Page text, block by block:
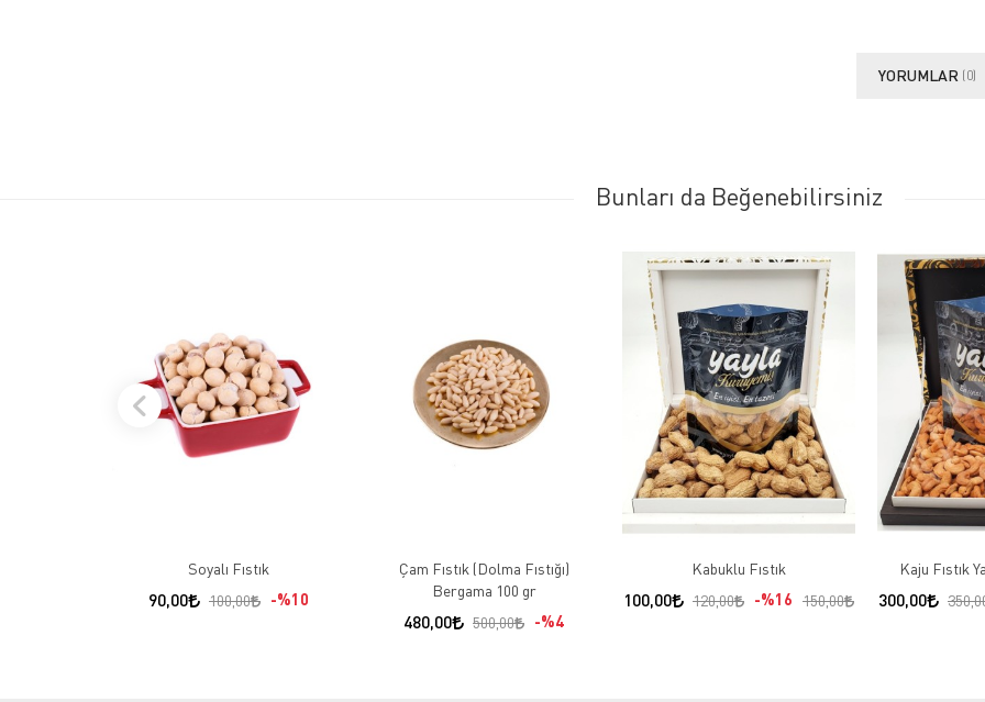
YORUMLAR (0)
Bunları da Beğenebilirsiniz
Soyalı Fıstık
90,00 100,00 %10
Çam Fıstık (Dolma Fıstığı)
Bergama 100 gr
480,00 500,00 %4
Kabuklu Fıstık
100,00 120,00 %16 150,00
Kaju Fıstık
300,00